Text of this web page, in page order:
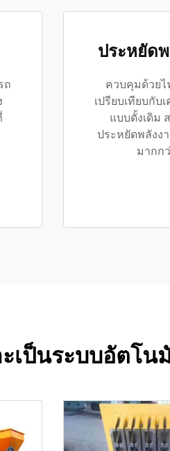
ถ
ประหยัด
ควบคุมด้วยไ
เปรียบเทียบกับ
แบบดั้งเดิม
ประหยัดพลังง
มากก
เป็นระบบอัตโน